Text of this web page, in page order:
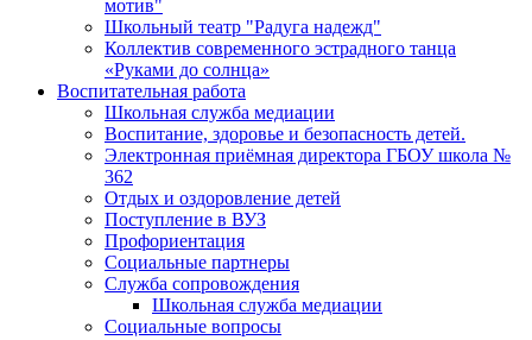
мотив"
Школьный театр "Радуга надежд"
Коллектив современного эстрадного танца
«Руками до солнца»
Воспитательная работа
Школьная служба медиации
Воспитание, здоровье и безопасность детей.
Электронная приёмная директора ГБОУ школа №
362
Отдых и оздоровление детей
Поступление в ВУЗ
Профориентация
Социальные партнеры
Служба сопровождения
Школьная служба медиации
Социальные вопросы